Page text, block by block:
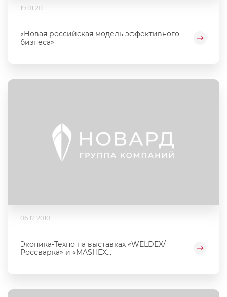
19.01.2011
«Новая российская модель эффективного
бизнеса»
06.12.2010
Эконика-Техно на выставках «WELDEX/
Россварка» и «MASHEX...